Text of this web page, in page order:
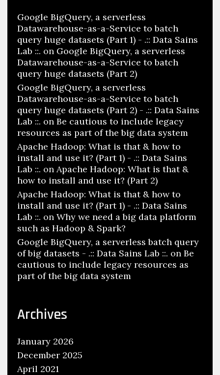
Google BigQuery, a serverless
Datawarehouse-as-a-Service to batch
query huge datasets (Part 1) - .:: Data Sains
Lab ::. on Google BigQuery, a serverless
Datawarehouse-as-a-Service to batch
query huge datasets (Part 2)
Google BigQuery, a serverless
Datawarehouse-as-a-Service to batch
query huge datasets (Part 2) - .:: Data Sains
Lab ::. on Be cautious to include legacy
resources as part of the big data system
Apache Hadoop: What is that & how to
install and use it? (Part 1) - .:: Data Sains
Lab ::. on Apache Hadoop: What is that &
how to install and use it? (Part 2)
Apache Hadoop: What is that & how to
install and use it? (Part 1) - .:: Data Sains
Lab ::. on Why we need a big data platform
such as Hadoop & Spark?
Google BigQuery, a serverless batch query
of big datasets - .:: Data Sains Lab ::. on Be
cautious to include legacy resources as
part of the big data system
Archives
January 2026
December 2025
April 2021